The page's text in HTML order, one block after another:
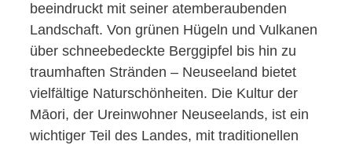
beeindruckt mit seiner atemberaubenden
Landschaft. Von grünen Hügeln und Vulkanen
über schneebedeckte Berggipfel bis hin zu
traumhaften Stränden – Neuseeland bietet
vielfältige Naturschönheiten. Die Kultur der
Māori, der Ureinwohner Neuseelands, ist ein
wichtiger Teil des Landes, mit traditionellen